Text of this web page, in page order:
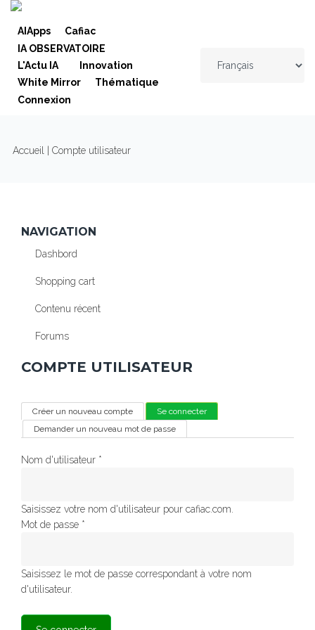
Skip to navigation
Aller au contenu principal
AIApps
Cafiac
IA OBSERVATOIRE
L'Actu IA
Innovation
White Mirror
Thématique
Connexion
VOUS ÊTES ICI
Accueil | Compte utilisateur
NAVIGATION
Dashbord
Shopping cart
Contenu récent
Forums
COMPTE UTILISATEUR
ONGLETS PRINCIPAUX
Créer un nouveau compte Se connecter(onglet actif)
Demander un nouveau mot de passe
Nom d'utilisateur *
Saisissez votre nom d'utilisateur pour cafiac.com.
Mot de passe *
Saisissez le mot de passe correspondant à votre nom
d'utilisateur.